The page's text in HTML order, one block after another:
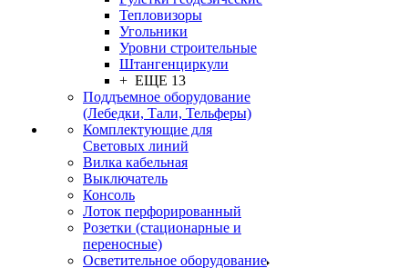
Тепловизоры
Угольники
Уровни строительные
Штангенциркули
+ ЕЩЕ 13
Поддъемное оборудование
(Лебедки, Тали, Тельферы)
Комплектующие для
Световых линий
Вилка кабельная
Выключатель
Консоль
Лоток перфорированный
Розетки (стационарные и
переносные)
Осветительное оборудование